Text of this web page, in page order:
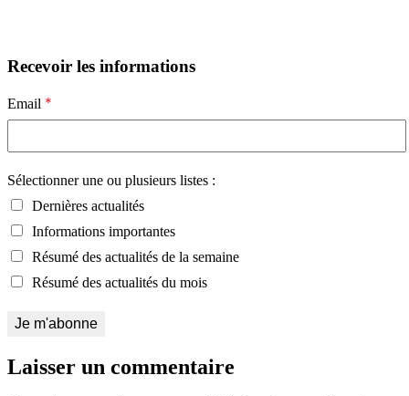
Recevoir les informations
Email *
Sélectionner une ou plusieurs listes :
Dernières actualités
Informations importantes
Résumé des actualités de la semaine
Résumé des actualités du mois
Laisser un commentaire